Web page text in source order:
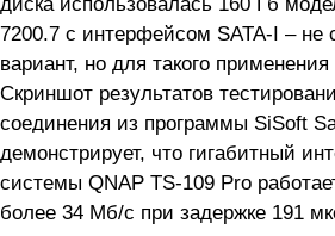
7200.7 с интерфейсом SATA-I –
вариант, но для такого
Скриншот результатов
соединения из программы SiSoft
демонстрирует, что гигабитный
системы QNAP TS-109 Pro
более 34 Мб/с при задержке 191